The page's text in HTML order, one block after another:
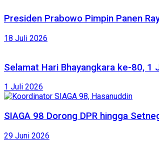
Presiden Prabowo Pimpin Panen
18 Juli 2026
Selamat Hari Bhayangkara ke-80, 1
1 Juli 2026
SIAGA 98 Dorong DPR hingga
29 Juni 2026